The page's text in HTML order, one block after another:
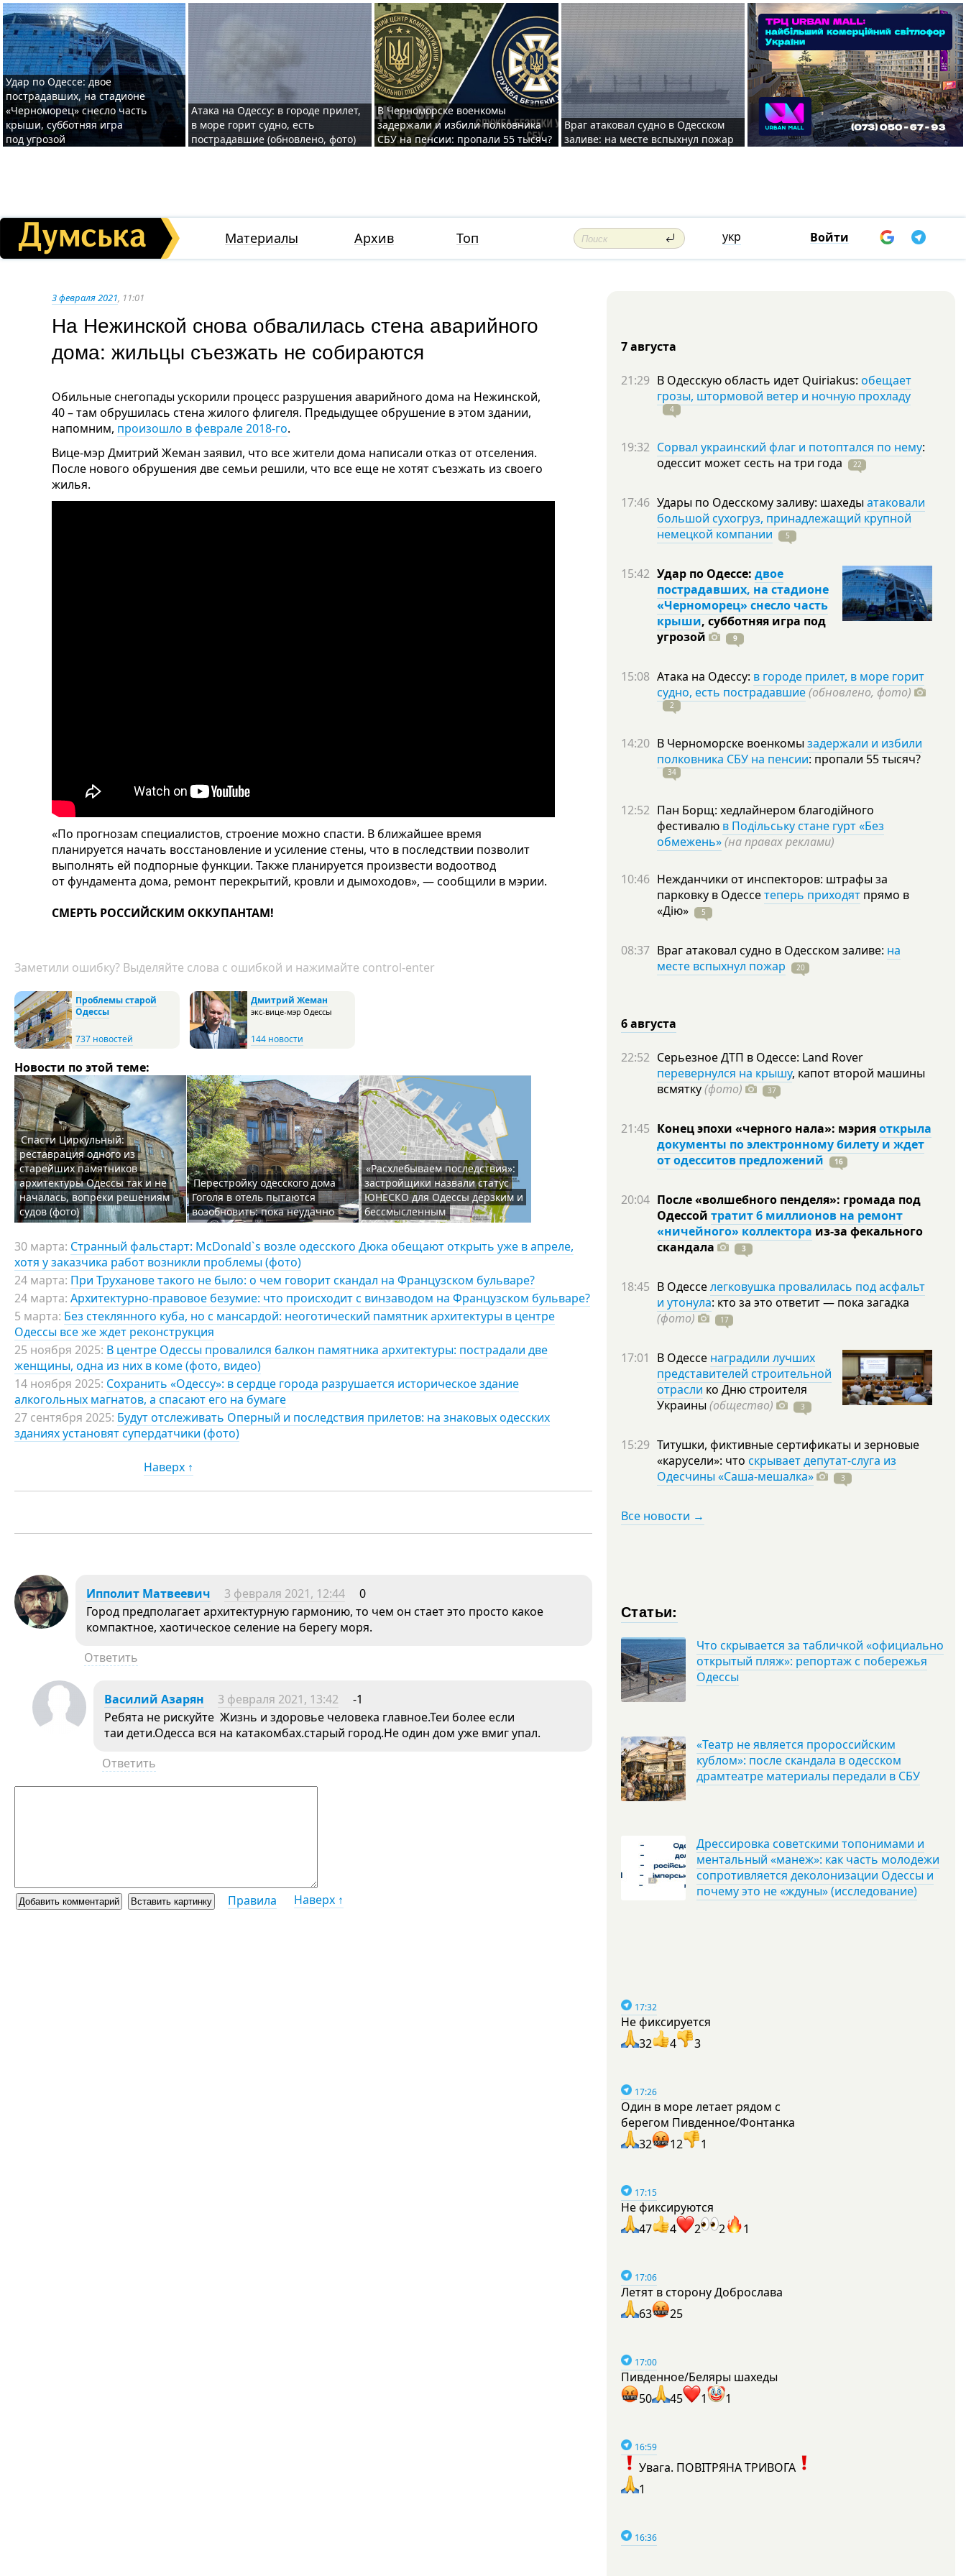
Удар по Одессе: двое
пострадавших, на стадионе
«Черноморец» снесло часть
крыши, субботняя игра
под угрозой
Атака на Одессу: в городе прилет,
в море горит судно, есть
пострадавшие (обновлено, фото)
В Черноморске военкомы
задержали и избили полковника
СБУ на пенсии: пропали 55 тысяч?
Враг атаковал судно в Одесском
заливе: на месте вспыхнул пожар
Материалы Архив Топ укр Войти
3 февраля 2021, 11:01
На Нежинской снова обвалилась стена аварийного
дома: жильцы съезжать не собираются
Обильные снегопады ускорили процесс разрушения аварийного дома на Нежинской,
40 – там обрушилась стена жилого флигеля. Предыдущее обрушение в этом здании,
напомним, произошло в феврале 2018-го.
Вице-мэр Дмитрий Жеман заявил, что все жители дома написали отказ от отселения.
После нового обрушения две семьи решили, что все еще не хотят съезжать из своего
жилья.
«По прогнозам специалистов, строение можно спасти. В ближайшее время
планируется начать восстановление и усиление стены, что в последствии позволит
выполнять ей подпорные функции. Также планируется произвести водоотвод
от фундамента дома, ремонт перекрытий, кровли и дымоходов», — сообщили в мэрии.
СМЕРТЬ РОССИЙСКИМ ОККУПАНТАМ!
Заметили ошибку? Выделяйте слова с ошибкой и нажимайте control-enter
Проблемы старой
Одессы
737 новостей
Дмитрий Жеман
экс-вице-мэр Одессы
144 новости
Новости по этой теме:
Спасти Циркульный:
реставрация одного из
старейших памятников
архитектуры Одессы так и не
началась, вопреки решениям
судов (фото)
Перестройку одесского дома
Гоголя в отель пытаются
возобновить: пока неудачно
«Расхлебываем последствия»:
застройщики назвали статус
ЮНЕСКО для Одессы дерзким и
бессмысленным
30 марта: Странный фальстарт: McDonald`s возле одесского Дюка обещают открыть уже в апреле,
хотя у заказчика работ возникли проблемы (фото)
24 марта: При Труханове такого не было: о чем говорит скандал на Французском бульваре?
24 марта: Архитектурно-правовое безумие: что происходит с винзаводом на Французском бульваре?
5 марта: Без стеклянного куба, но с мансардой: неоготический памятник архитектуры в центре
Одессы все же ждет реконструкция
25 ноября 2025: В центре Одессы провалился балкон памятника архитектуры: пострадали две
женщины, одна из них в коме (фото, видео)
14 ноября 2025: Сохранить «Одессу»: в сердце города разрушается историческое здание
алкогольных магнатов, а спасают его на бумаге
27 сентября 2025: Будут отслеживать Оперный и последствия прилетов: на знаковых одесских
зданиях установят супердатчики (фото)
Наверх ↑
Ипполит Матвеевич 3 февраля 2021, 12:44
0
Город предполагает архитектурную гармонию, то чем он стает это просто какое
компактное, хаотическое селение на берегу моря.
Ответить
Василий Азарян 3 февраля 2021, 13:42
-1
Ребята не рискуйте Жизнь и здоровье человека главное.Теи более если
таи дети.Одесса вся на катакомбах.старый город.Не один дом уже вмиг упал.
Ответить
Правила Наверх ↑
7 августа
21:29 В Одесскую область идет Quiriakus: обещает
грозы, штормовой ветер и ночную прохладу
4
19:32 Сорвал украинский флаг и потоптался по нему:
одессит может сесть на три года 22
17:46 Удары по Одесскому заливу: шахеды атаковали
большой сухогруз, принадлежащий крупной
немецкой компании
5
15:42 Удар по Одессе: двое
пострадавших, на стадионе
«Черноморец» снесло часть
крыши, субботняя игра под
угрозой
9
15:08 Атака на Одессу: в городе прилет, в море горит
судно, есть пострадавшие(обновлено, фото)
2
14:20 В Черноморске военкомы задержали и избили
полковника СБУ на пенсии: пропали 55тысяч?
34
12:52 Пан Борщ: хедлайнером благодійного
фестивалю в Подільську стане гурт «Без
обмежень»(на правах реклами)
10:46 Нежданчики от инспекторов: штрафы за
парковку в Одессетеперь приходят прямо в
«Дію»
5
08:37 Враг атаковал судно в Одесском заливе: на
месте вспыхнул пожар
20
6 августа
22:52 Серьезное ДТП в Одессе: Land Rover
перевернулся на крышу, капот второй машины
всмятку(фото) 37
21:45 Конец эпохи «черного нала»: мэрияоткрыла
документы по электронному билету и ждет
от одесситов предложений
16
20:04 После «волшебного пенделя»: громада под
Одессой тратит 6 миллионов на ремонт
«ничейного» коллектора из-за фекального
скандала
3
18:45 В Одесселегковушка провалилась под асфальт
и утонула: кто за это ответит — пока загадка
(фото)
17
17:01 В Одессе наградили лучших
представителей строительной
отрасли ко Дню строителя
Украины (общество) 3
15:29 Титушки, фиктивные сертификаты и зерновые
«карусели»: что скрывает депутат-слуга из
Одесчины «Саша-мешалка»
3
Все новости →
Статьи:
Что скрывается за табличкой «официально
открытый пляж»: репортаж с побережья
Одессы
«Театр не является пророссийским
кублом»: после скандала в одесском
драмтеатре материалы передали в СБУ
Дрессировка советскими топонимами и
ментальный «манеж»: как часть молодежи
сопротивляется деколонизации Одессы и
почему это не «ждуны» (исследование)
17:32
Не фиксируется
32
4 3
17:26
Один в море летает рядом с
берегом Пивденное/Фонтанка
32
12 1
17:15
Не фиксируются
47
4 2 2 1
17:06
Летят в сторону Доброслава
63
25
17:00
Пивденное/Беляры шахеды
50
45 1 1
16:59
Увага. ПОВІТРЯНА ТРИВОГА
1
16:36